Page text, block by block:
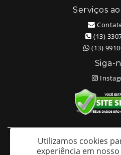
Serviços
(13)
(13)
Siga-
White Head Tattoo (Wellington
Utilizamos cookies
experiência em nosso